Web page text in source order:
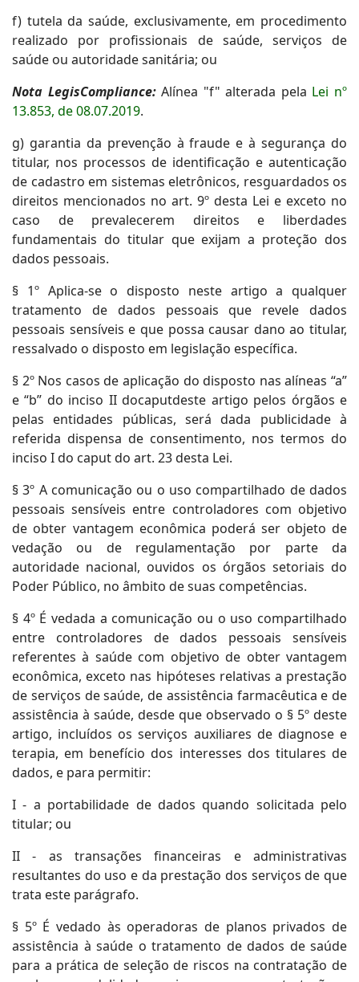
f) tutela da saúde, exclusivamente, em procedimento
realizado por profissionais de saúde, serviços de
saúde ou autoridade sanitária; ou
Nota LegisCompliance:Alínea "f" alterada pela Lei nº
13.853, de 08.07.2019.
g) garantia da prevenção à fraude e à segurança do
titular, nos processos de identificação e autenticação
de cadastro em sistemas eletrônicos, resguardados os
direitos mencionados no art. 9º desta Lei e exceto no
caso de prevalecerem direitos e liberdades
fundamentais do titular que exijam a proteção dos
dados pessoais.
§ 1º Aplica-se o disposto neste artigo a qualquer
tratamento de dados pessoais que revele dados
pessoais sensíveis e que possa causar dano ao titular,
ressalvado o disposto em legislação específica.
§ 2º Nos casos de aplicação do disposto nas alíneas “a”
e “b” do inciso II docaputdeste artigo pelos órgãos e
pelas entidades públicas, será dada publicidade à
referida dispensa de consentimento, nos termos do
inciso I do caput do art. 23 desta Lei.
§ 3º A comunicação ou o uso compartilhado de dados
pessoais sensíveis entre controladores com objetivo
de obter vantagem econômica poderá ser objeto de
vedação ou de regulamentação por parte da
autoridade nacional, ouvidos os órgãos setoriais do
Poder Público, no âmbito de suas competências.
§ 4º É vedada a comunicação ou o uso compartilhado
entre controladores de dados pessoais sensíveis
referentes à saúde com objetivo de obter vantagem
econômica, exceto nas hipóteses relativas a prestação
de serviços de saúde, de assistência farmacêutica e de
assistência à saúde, desde que observado o § 5º deste
artigo, incluídos os serviços auxiliares de diagnose e
terapia, em benefício dos interesses dos titulares de
dados, e para permitir:
I - a portabilidade de dados quando solicitada pelo
titular; ou
II - as transações financeiras e administrativas
resultantes do uso e da prestação dos serviços de que
trata este parágrafo.
§ 5º É vedado às operadoras de planos privados de
assistência à saúde o tratamento de dados de saúde
para a prática de seleção de riscos na contratação de